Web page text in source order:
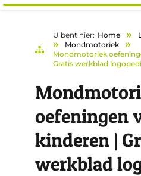
U bent hier: Home
Mondmotoriek
Mondmotoriek
Gratis werkblad
oefeningen
kinderen |
werkblad